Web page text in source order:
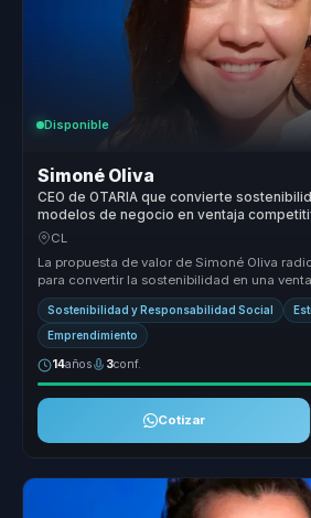
Disponible
Simoné Oliva
CEO de OTARIA que convierte
modelos de negocio en ventaja
empresas.
CL
La propuesta de valor de Simoné Oliva
para convertir la sostenibilidad en una
para la...
Sostenibilidad y Responsabilidad Social
Emprendimiento
14años 3conf.
Cotizar